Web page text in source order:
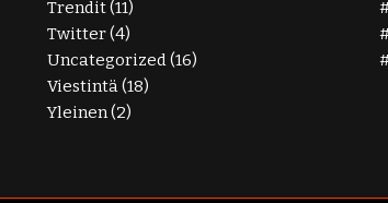
Trendit(11)
Twitter(4)
Uncategorized (16)
Viestintä (18)
Yleinen (2)